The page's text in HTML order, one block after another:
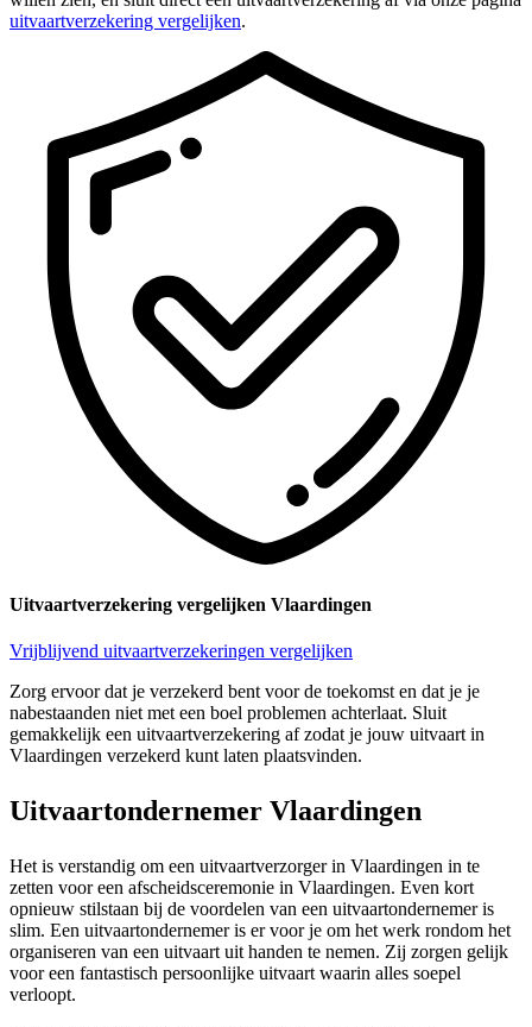
uitvaartverzekering vergelijken.
Uitvaartverzekering vergelijken Vlaardingen
Vrijblijvend uitvaartverzekeringen vergelijken
Zorg ervoor dat je verzekerd bent voor de toekomst en dat je je
nabestaanden niet met een boel problemen achterlaat. Sluit
gemakkelijk een uitvaartverzekering af zodat je jouw uitvaart in
Vlaardingen verzekerd kunt laten plaatsvinden.
Uitvaartondernemer Vlaardingen
Het is verstandig om een uitvaartverzorger in Vlaardingen in te
zetten voor een afscheidsceremonie in Vlaardingen. Even kort
opnieuw stilstaan bij de voordelen van een uitvaartondernemer is
slim. Een uitvaartondernemer is er voor je om het werk rondom het
organiseren van een uitvaart uit handen te nemen. Zij zorgen gelijk
voor een fantastisch persoonlijke uitvaart waarin alles soepel
verloopt.